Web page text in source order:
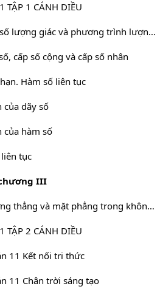
TẬP 1 CÁNH DIỀU
Chương I. Hàm số lượng giác và phương trình lượng giác
cấp số cộng và cấp số nhân
Hàm số liên tục
của dãy số
của hàm số
tục
III
Chương IV. Đường thẳng và mặt phẳng trong không gian. Quan hệ song song
TẬP 2 CÁNH DIỀU
11 Kết nối tri thức
11 Chân trời sáng tạo